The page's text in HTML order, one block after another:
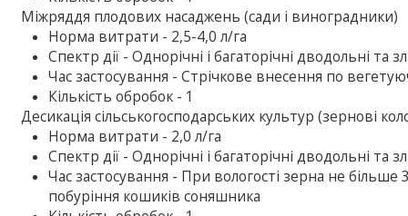
Міжряддя плодових насаджень (сади і виноградники)
Норма витрати - 2,5-4,0 л/га
Спектр дії - Однорічні і багаторічні дводольні та
Час застосування - Стрічкове внесення по
Кількість обробок - 1
Десикація сільськогосподарських культур (зернові
Норма витрати - 2,0 л/га
Спектр дії - Однорічні і багаторічні дводольні та
Час застосування - При вологості зерна не більше
побуріння кошиків соняшника